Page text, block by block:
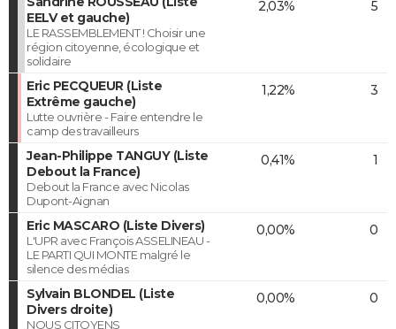
EELV et gauche)
LE RASSEMBLEMENT ! Choisir une
région citoyenne, écologique et
solidaire
2,03% 5
Eric PECQUEUR (Liste
Extrême gauche)
Lutte ouvrière - Faire entendre le
camp des travailleurs
1,22% 3
Jean-Philippe TANGUY (Liste
Debout la France)
Debout la France avec Nicolas
Dupont-Aignan
0,41% 1
Eric MASCARO (Liste Divers)
L'UPR avec François ASSELINEAU -
LE PARTI QUI MONTE malgré le
silence des médias
0,00% 0
Sylvain BLONDEL (Liste
Divers droite)
NOUS CITOYENS
0,00% 0